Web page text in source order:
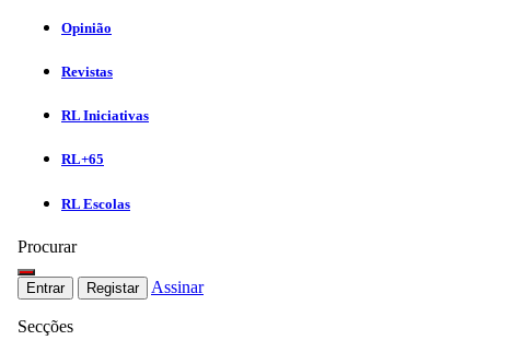
Opinião
Revistas
RL Iniciativas
RL+65
RL Escolas
Procurar
Entrar Registar Assinar
Secções